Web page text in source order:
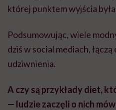
której punktem wyjścia
Podsumowując, wiele
dziś w social mediach,
udziwnienia.
A czy są przykłady diet,
— ludzie zaczęli o nich